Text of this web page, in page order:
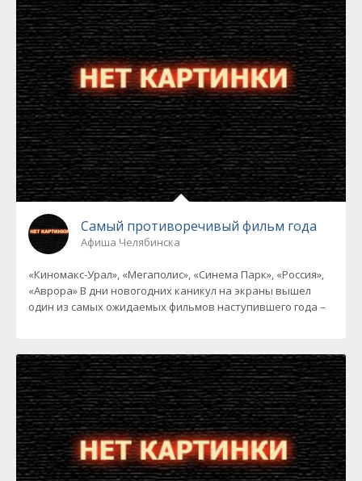
Самый противоречивый фильм года
Афиша Челябинска
«Киномакс-Урал», «Мегаполис», «Синема Парк», «Россия»,
«Аврора» В дни новогодних каникул на экраны вышел
один из самых ожидаемых фильмов наступившего года –